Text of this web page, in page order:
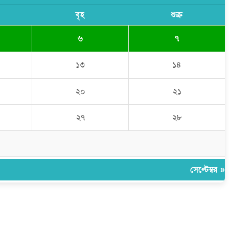
বৃহ শুক্র
৬ ৭
১৩ ১৪
২০ ২১
২৭ ২৮
সেপ্টেম্বর »